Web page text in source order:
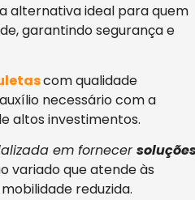
alternativa ideal para quem
garantindo segurança e
com qualidade
necessário com a
altos investimentos.
em fornecer
variado que atende às
reduzida.